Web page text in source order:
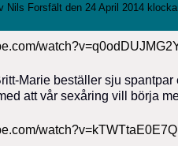
Nils Forsfält den 24 April 2014
Marie beställer sju
att vår sexåring vill börja
watch?v=kTWTtaE0E7Q